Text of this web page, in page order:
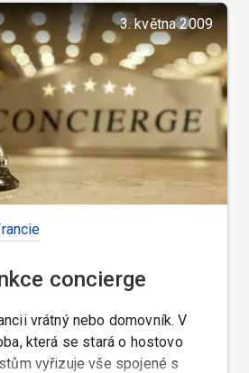
3. května 2009
concierge
vrátný nebo domovník. V
která se stará o hostovo
vyřizuje vše spojené s